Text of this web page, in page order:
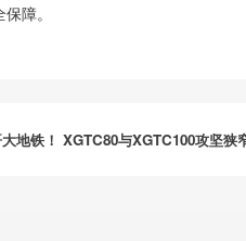
障。
地铁！ XGTC80与XGTC100攻坚狭